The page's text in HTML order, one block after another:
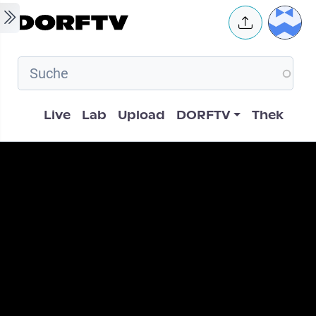
Skip to main content User
Hauptnavigation
Live Lab Upload DORFTV Thek